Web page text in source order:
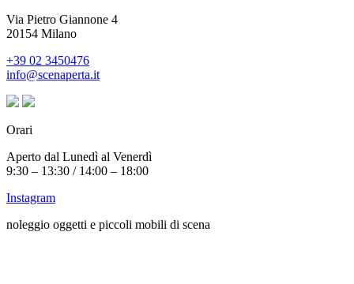
Via Pietro Giannone 4
20154 Milano
+39 02 3450476
info@scenaperta.it
Orari
Aperto dal Lunedì al Venerdì
9:30 – 13:30 / 14:00 – 18:00
Instagram
noleggio oggetti e piccoli mobili di scena